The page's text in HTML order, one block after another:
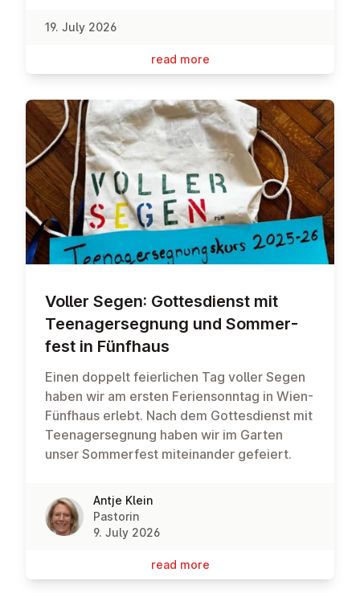
19. July 2026
read more
Voller Segen: Gottes­di­enst mit
Teen­agersegnung und Som­mer­
fest in Fünfhaus
Einen doppelt feierlichen Tag voller Segen
haben wir am ersten Feriensonntag in Wien-
Fünfhaus erlebt. Nach dem Gottesdienst mit
Teenagersegnung haben wir im Garten
unser Sommerfest miteinander gefeiert.
Antje Klein
Pastorin
9. July 2026
read more